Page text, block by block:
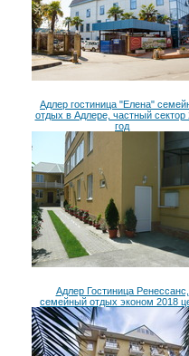
Адлер гостиница "Елена"
отдых в Адлере, частный сектор
год
Адлер Гостиница Ренессанс,
семейный отдых эконом 2018